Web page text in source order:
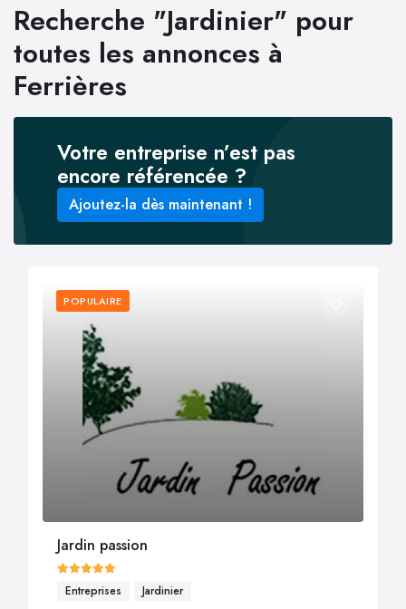
Recherche "Jardinier" pour
toutes les annonces à
Ferrières
Votre entreprise n’est pas
encore référencée ?
Ajoutez-la dès maintenant !
POPULAIRE
Jardin passion
Entreprises Jardinier